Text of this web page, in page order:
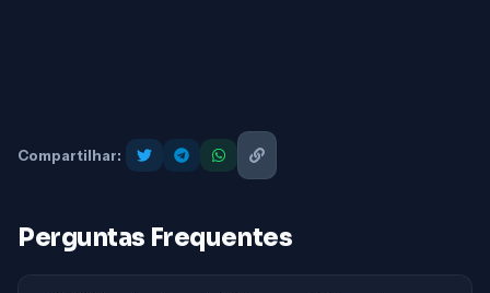
Compartilhar:
Perguntas Frequentes